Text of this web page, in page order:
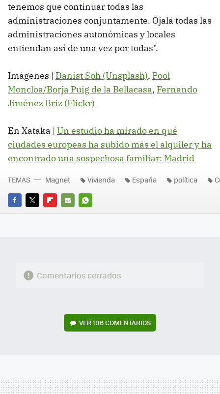
tenemos que continuar todas las
administraciones conjuntamente. Ojalá todas las
administraciones autonómicas y locales
entiendan así de una vez por todas".
Imágenes | Danist Soh (Unsplash), Pool
Moncloa/Borja Puig de la Bellacasa, Fernando
Jiménez Briz (Flickr)
En Xataka | Un estudio ha mirado en qué
ciudades europeas ha subido más el alquiler y ha
encontrado una sospechosa familiar: Madrid
FACEBOOK
TWITTERFLIPBOARD
E-
WHATSAPP
TEMAS Magnet Vivienda España política
Comentarios cerrados
VER106 COMENTARIOS